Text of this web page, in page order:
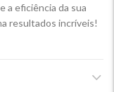
a eficiência da sua
resultados incríveis!